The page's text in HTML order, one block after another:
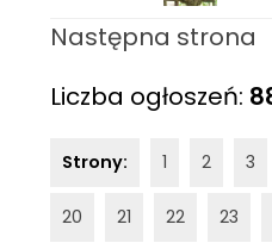
Następna strona
Liczba ogłoszeń:
Strony: 1 2 3
20 21 22 23